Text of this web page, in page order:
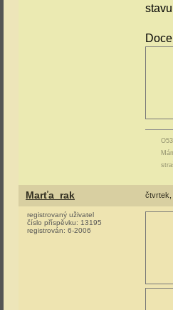
Marťa_rak čtvrtek,
registrovaný uživatel
číslo příspěvku: 13195
registrován: 6-2006